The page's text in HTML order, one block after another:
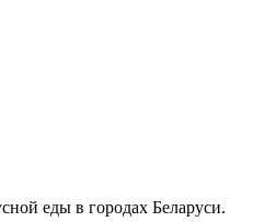
еды в городах Беларуси.